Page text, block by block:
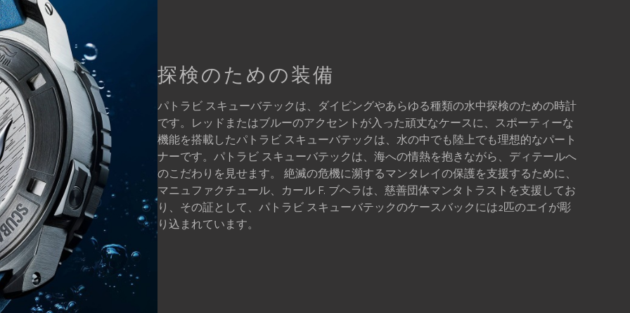
探検のための装備
パトラビ スキューバテックは、ダイビングやあらゆる種類の水中探検のための時計
です。レッドまたはブルーのアクセントが入った頑丈なケースに、スポーティーな
機能を搭載したパトラビ スキューバテックは、水の中でも陸上でも理想的なパート
ナーです。パトラビ スキューバテックは、海への情熱を抱きながら、ディテールへ
のこだわりを見せます。 絶滅の危機に瀕するマンタレイの保護を支援するために、
マニュファクチュール、カール F. ブヘラは、慈善団体マンタトラストを支援してお
り、その証として、パトラビ スキューバテックのケースバックには2匹のエイが彫
り込まれています。